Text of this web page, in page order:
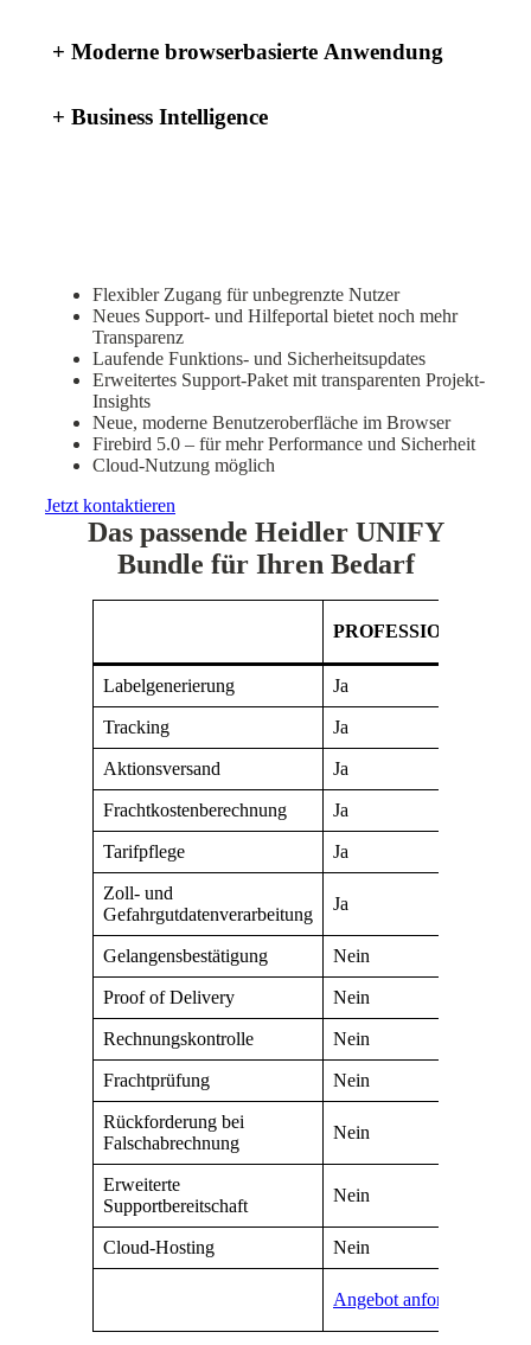
+ Moderne browserbasierte Anwendung
+ Business Intelligence
Flexibler Zugang für unbegrenzte Nutzer
Neues Support- und Hilfeportal bietet noch mehr
Transparenz
Laufende Funktions- und Sicherheitsupdates
Erweitertes Support-Paket mit transparenten Projekt-
Insights
Neue, moderne Benutzeroberfläche im Browser
Firebird 5.0 – für mehr Performance und Sicherheit
Cloud-Nutzung möglich
Jetzt kontaktieren
Das passende Heidler UNIFY
Bundle für Ihren Bedarf
PROFESSIONAL
Labelgenerierung Ja
Tracking Ja
Aktionsversand Ja
Frachtkostenberechnung Ja
Tarifpflege Ja
Zoll- und
Gefahrgutdatenverarbeitung
Ja
Gelangensbestätigung Nein
Proof of Delivery Nein
Rechnungskontrolle Nein
Frachtprüfung Nein
Rückforderung bei
Falschabrechnung
Nein
Erweiterte
Supportbereitschaft
Nein
Cloud-Hosting Nein
Angebot anfordern